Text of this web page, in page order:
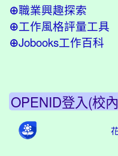
⊕職業興趣探索
⊕工作風格評量工具
⊕Jobooks工作百科
OPENID登入(校